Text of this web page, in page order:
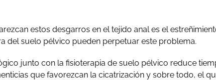
estos desgarros en el tejido anal es el
del suelo pélvico pueden perpetuar este problema.
junto con la fisioterapia de suelo pélvico reduce
que favorezcan la cicatrización y sobre todo, el